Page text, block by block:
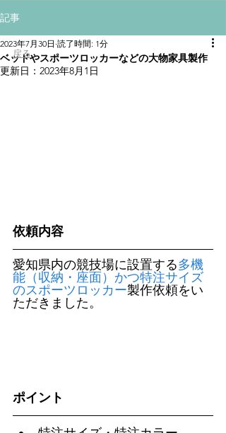
記事
ベッドやスポーツロッカーなどの大物家具製作
2023年7月30日 読了時間: 1分
更新日： 2023年8月1日
依頼内容
愛知県内の競技場に設置する多機
能（収納・座面）かつ特注サイズ
のスポーツロッカー製作依頼をい
ただきました。
ポイント
​戻る